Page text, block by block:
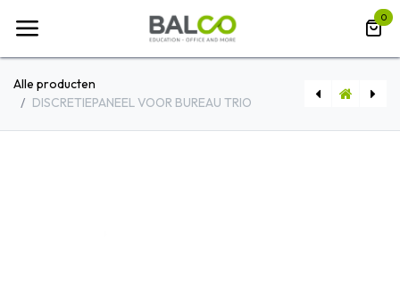
0
Alle producten
DISCRETIEPANEEL VOOR BUREAU TRIO